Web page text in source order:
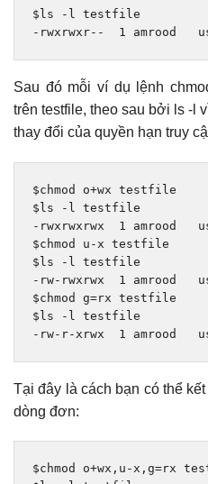
$ls -
- rwxrwxr-- 1 amrood
Sau đó mỗi ví dụ lệnh
trên testfile, theo sau bởi ls -l
thay đổi của quyền hạn truy
$chmod o+wx testfile
$ls
-
- rwxrwxrwx 1 amrood
$chmod u - x testfile
$ls
-
- rw- rwxrwx 1 amrood
$chmod g=rx testfile
$ls
-
- rw- r- xrwx 1 amrood
Tại đây là cách bạn có thể
dòng đơn:
$chmod o+wx , u -x , g=rx